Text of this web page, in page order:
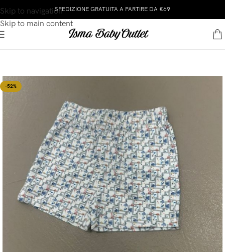
Skip to navigation
Skip to main content
SPEDIZIONE GRATUITA A PARTIRE DA €69
-52%